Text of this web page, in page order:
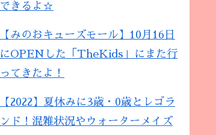
できるよ☆
【みのおキューズモール】10月16日
にOPENした「TheKids」にまた行
ってきたよ！
【2022】夏休みに3歳・0歳とレゴラ
ンド！混雑状況やウォーターメイズ